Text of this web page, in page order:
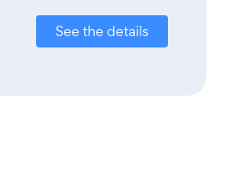
See the details